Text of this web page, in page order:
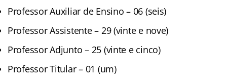
Professor Auxiliar de Ensino – 06 (seis)
Professor Assistente – 29 (vinte e nove)
Professor Adjunto – 25 (vinte e cinco)
Professor Titular – 01 (um)